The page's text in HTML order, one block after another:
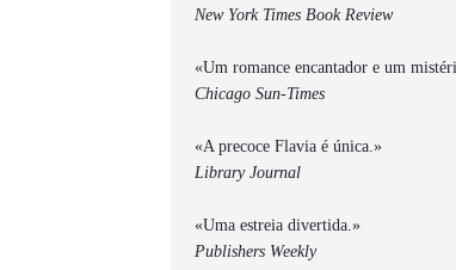
New York Times Book Review
«Um romance encantador e um
Chicago Sun-Times
«A precoce Flavia é única.»
Library Journal
«Uma estreia divertida.»
Publishers Weekly